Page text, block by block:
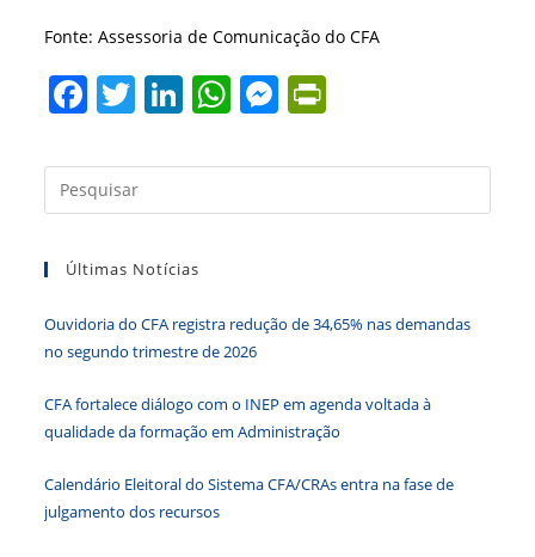
Fonte: Assessoria de Comunicação do CFA
F
c
e
o
o
k
T
itt
er
Li
k
e
n
W
at
s
p
M
ss
e
er
tF
ri
dl
a
Últimas Notícias
Ouvidoria do CFA registra redução de 34,65% nas demandas
no segundo trimestre de 2026
CFA fortalece diálogo com o INEP em agenda voltada à
qualidade da formação em Administração
Calendário Eleitoral do Sistema CFA/CRAs entra na fase de
julgamento dos recursos